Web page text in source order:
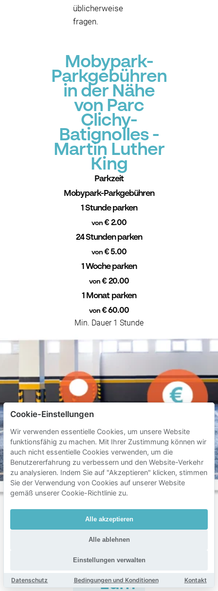
üblicherweise
fragen.
Mobypark-
Parkgebühren
in der Nähe
von Parc
Clichy-
Batignolles -
Martin Luther
King
Parkzeit
Mobypark-Parkgebühren
1 Stunde parken
von € 2.00
24 Stunden parken
von€ 5.00
1 Woche parken
von € 20.00
1 Monat parken
von€ 60.00
Min. Dauer 1 Stunde
Häufig
gestellte
Fragen
zum
Cookie-Einstellungen
Wir verwenden essentielle Cookies, um unsere Website
funktionsfähig zu machen. Mit Ihrer Zustimmung können wir
auch nicht essentielle Cookies verwenden, um die
Benutzererfahrung zu verbessern und den Website-Verkehr
zu analysieren. Indem Sie auf "Akzeptieren" klicken, stimmen
Sie der Verwendung von Cookies auf unserer Website
gemäß unserer Cookie-Richtlinie zu.
Alle akzeptieren
Alle ablehnen
Einstellungen verwalten
Datenschutz Bedingungen und Konditionen Kontakt